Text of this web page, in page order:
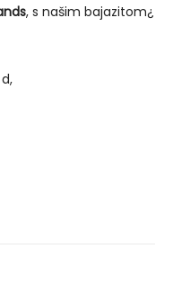
, s našim bajazitom¿